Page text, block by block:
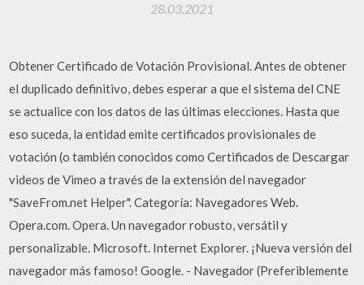
28.03.2021
Obtener Certificado de Votación Provisional. Antes de obtener
el duplicado definitivo, debes esperar a que el sistema del CNE
se actualice con los datos de las últimas elecciones. Hasta que
eso suceda, la entidad emite certificados provisionales de
votación (o también conocidos como Certificados de Descargar
videos de Vimeo a través de la extensión del navegador
"SaveFrom.net Helper". Categoría: Navegadores Web.
Opera.com. Opera. Un navegador robusto, versátil y
personalizable. Microsoft. Internet Explorer. ¡Nueva versión del
navegador más famoso! Google. - Navegador (Preferiblemente